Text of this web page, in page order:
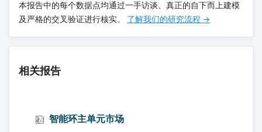
本报告中的每个数据点均通过一手访谈、真正的自下而上建模
及严格的交叉验证进行核实。 了解我们的研究流程 →
相关报告
智能环主单元市场